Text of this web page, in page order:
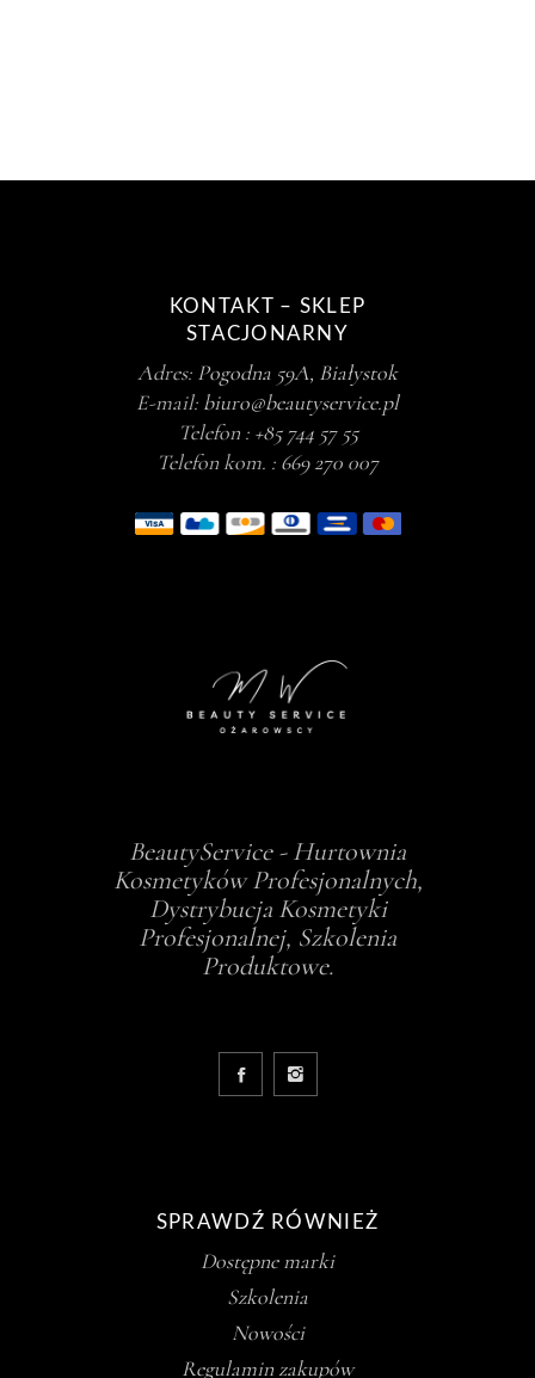
KONTAKT – SKLEP
STACJONARNY
Adres: Pogodna 59A, Białystok
E-mail: biuro@beautyservice.pl
Telefon : +85 744 57 55
Telefon kom. : 669 270 007
BeautyService - Hurtownia
Kosmetyków Profesjonalnych,
Dystrybucja Kosmetyki
Profesjonalnej, Szkolenia
Produktowe.
SPRAWDŹ RÓWNIEŻ
Dostępne marki
Szkolenia
Nowości
Regulamin zakupów